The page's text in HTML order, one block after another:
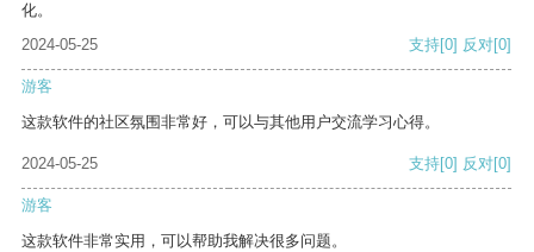
化。
2024-05-25
支持[0] 反对[0]
游客
这款软件的社区氛围非常好，可以与其他用户交流学习心得。
2024-05-25 支持[0] 反对[0]
游客
这款软件非常实用，可以帮助我解决很多问题。